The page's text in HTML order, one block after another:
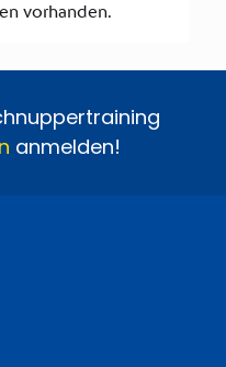
anmelden!